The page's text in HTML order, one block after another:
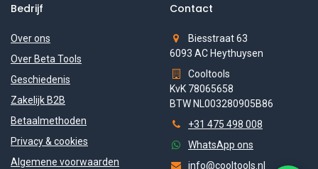
Bedrijf
Over ons
Over Beta Tools
Geschiedenis
Zakelijk B2B
Betaalmethoden
Privacy & cookies
Algemene voorwaarden
Contact
Biesstraat 63
6093 AC Heythuysen
Cooltools
KvK 78065658
BTW NL003280905B86
+31 475 498 008
WhatsApp ons
info@cooltools.nl